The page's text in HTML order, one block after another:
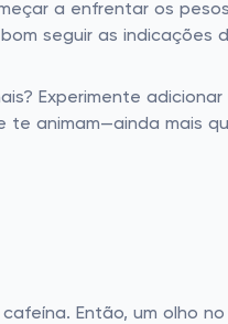
a enfrentar os
seguir as indicações
Experimente adicionar
te animam—ainda mais
Então, um olho